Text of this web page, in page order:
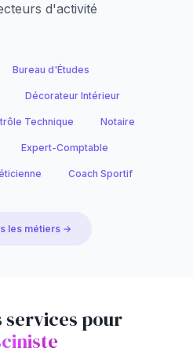
d'activité
Bureau d'Études
Décorateur Intérieur
Technique Notaire
Expert-Comptable
Coach Sportif
les métiers →
services pour